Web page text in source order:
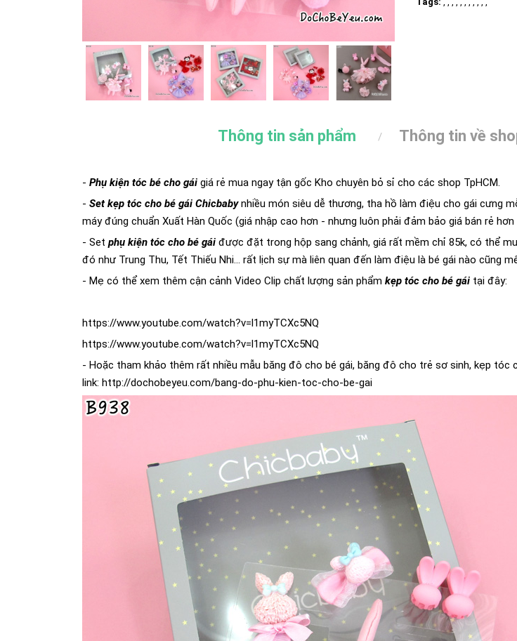
Thông tin sản phẩm Thông tin về
- Phụ kiện tóc bé cho gái giá rẻ mua ngay tận gốc Kho chuyên bỏ sỉ cho các shop TpHCM.
- Set kẹp tóc cho bé gái Chicbabynhiều món siêu dễ thương, tha hồ làm điệu cho gái cưng
máy đúng chuẩn Xuất Hàn Quốc (giá nhập cao hơn - nhưng luôn phải đảm bảo giá bán rẻ
- Set phụ kiện tóc cho bé gái được đặt trong hộp sang chảnh, giá rất mềm chỉ 85k, có thể
đó như Trung Thu, Tết Thiếu Nhi... rất lịch sự mà liên quan đến làm điệu là bé gái nào cũng
- Mẹ có thể xem thêm cận cảnh Video Clip chất lượng sản phẩm kẹp tóc cho bé gái tại đây:
https://www.youtube.com/watch?v=l1myTCXc5NQ
https://www.youtube.com/watch?v=l1myTCXc5NQ
- Hoặc tham khảo thêm rất nhiều mẫu băng đô cho bé gái, băng đô cho trẻ sơ sinh, kẹp tóc
link: http://dochobeyeu.com/bang-do-phu-kien-toc-cho-be-gai